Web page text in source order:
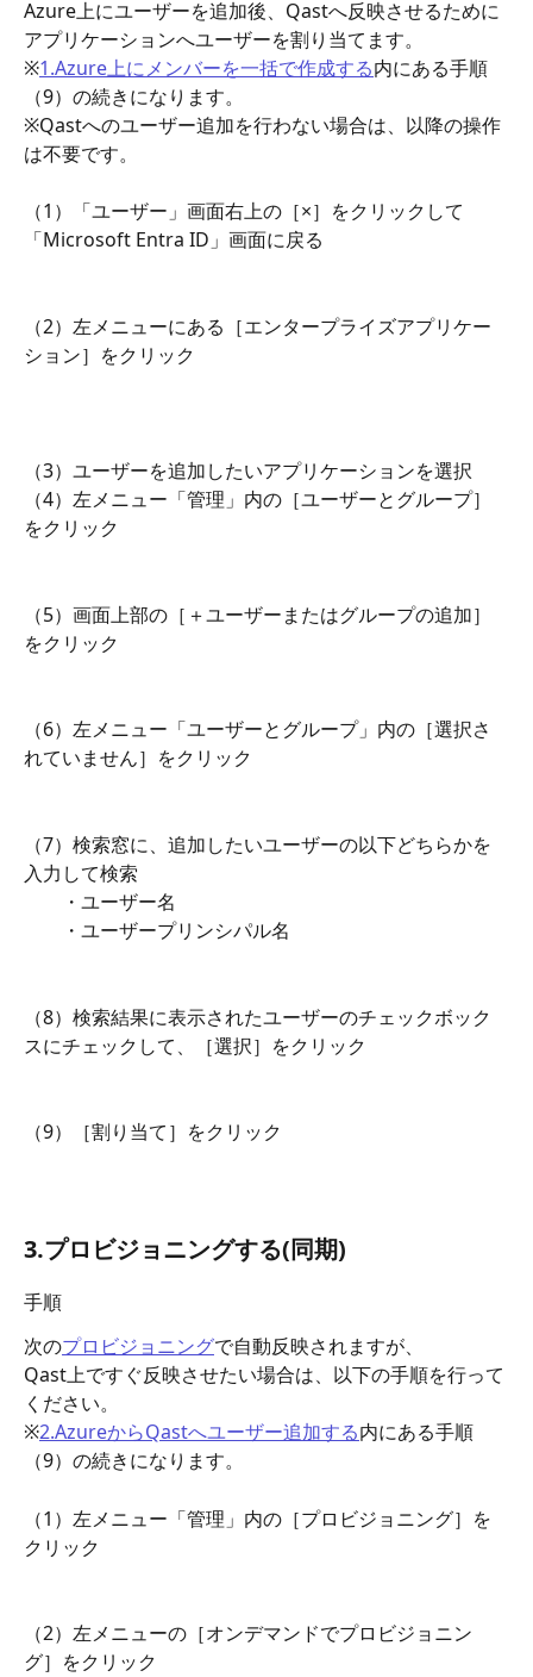
Azure上にユーザーを追加後、Qastへ反映させるために
アプリケーションへユーザーを割り当てます。
※1.Azure上にメンバーを一括で作成する内にある手順
（9）の続きになります。
※Qastへのユーザー追加を行わない場合は、以降の操作
は不要です。
（1）「ユーザー」画面右上の［×］をクリックして
「Microsoft Entra ID」画面に戻る
（2）左メニューにある［エンタープライズアプリケー
ション］をクリック
（3）ユーザーを追加したいアプリケーションを選択
（4）左メニュー「管理」内の［ユーザーとグループ］
をクリック
（5）画面上部の［＋ユーザーまたはグループの追加］
をクリック
（6）左メニュー「ユーザーとグループ」内の［選択さ
れていません］をクリック
（7）検索窓に、追加したいユーザーの以下どちらかを
入力して検索
・ユーザー名
・ユーザープリンシパル名
（8）検索結果に表示されたユーザーのチェックボック
スにチェックして、［選択］をクリック
（9）［割り当て］をクリック
3.プロビジョニングする(同期)
手順
次のプロビジョニングで自動反映されますが、
Qast上ですぐ反映させたい場合は、以下の手順を行って
ください。
※2.AzureからQastへユーザー追加する内にある手順
（9）の続きになります。
（1）左メニュー「管理」内の［プロビジョニング］を
クリック
（2）左メニューの［オンデマンドでプロビジョニン
グ］をクリック